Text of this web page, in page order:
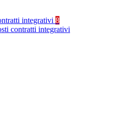
integrativi 8
contratti integrativi